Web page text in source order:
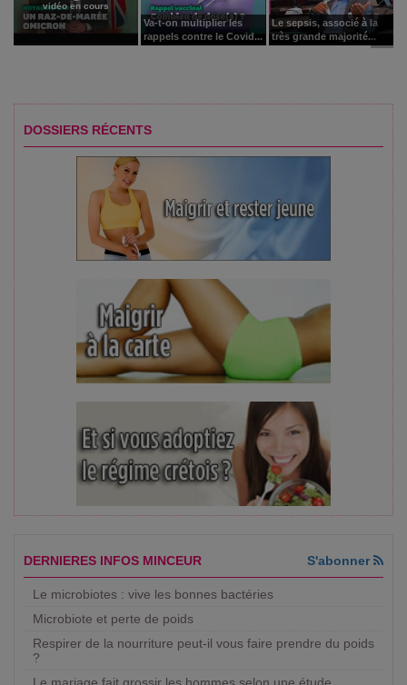
vidéo en cours
Va-t-on multiplier les
rappels contre le Covid...
Le sepsis, associé à la
très grande majorité...
DOSSIERS RÉCENTS
DERNIERES INFOS MINCEUR S'abonner
Le microbiotes : vive les bonnes bactéries
Microbiote et perte de poids
Respirer de la nourriture peut-il vous faire prendre du poids
?